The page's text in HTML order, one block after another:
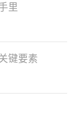
里
键要素